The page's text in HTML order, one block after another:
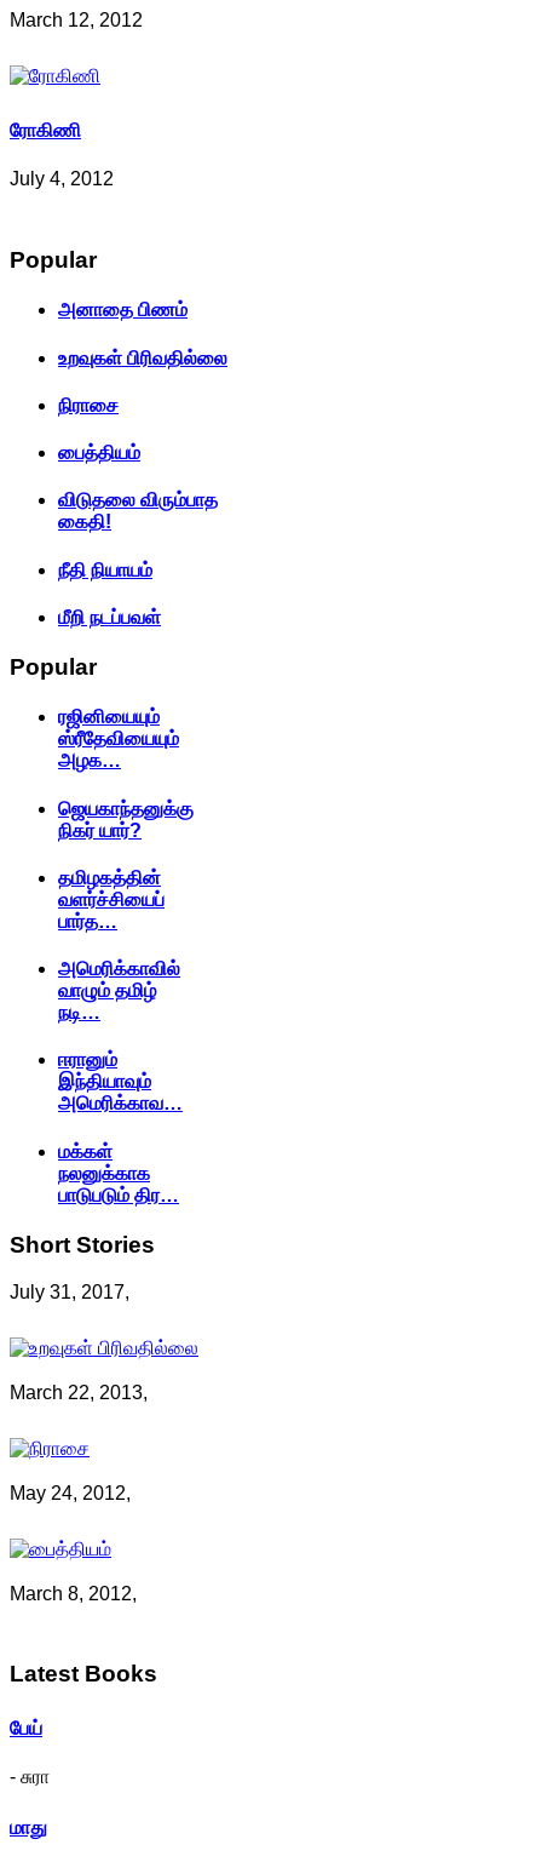
March 12, 2012
ரோகிணி
July 4, 2012
Popular
அனாதை பிணம்
உறவுகள் பிரிவதில்லை
நிராசை
பைத்தியம்
விடுதலை விரும்பாத
கைதி!
நீதி நியாயம்
மீறி நடப்பவள்
Popular
ரஜினியையும்
ஸ்ரீதேவியையும்
அழக…
ஜெயகாந்தனுக்கு
நிகர் யார்?
தமிழகத்தின்
வளர்ச்சியைப்
பார்த…
அமெரிக்காவில்
வாழும் தமிழ்
நடி…
ஈரானும்
இந்தியாவும்
அமெரிக்காவ…
மக்கள்
நலனுக்காக
பாடுபடும் திர…
Short Stories
July 31, 2017,
March 22, 2013,
May 24, 2012,
March 8, 2012,
Latest Books
பேய்
- சுரா
மாது